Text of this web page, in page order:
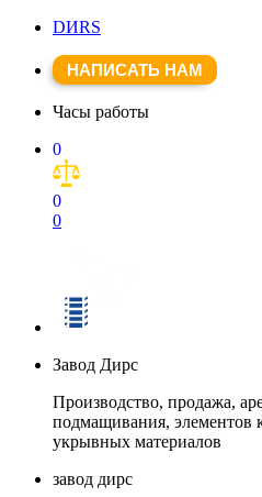
DИRS
НАПИСАТЬ НАМ
Часы работы
0
0
0
Завод Дирс
Производство, продажа,
подмащивания, элементов
укрывных материалов
завод дирс